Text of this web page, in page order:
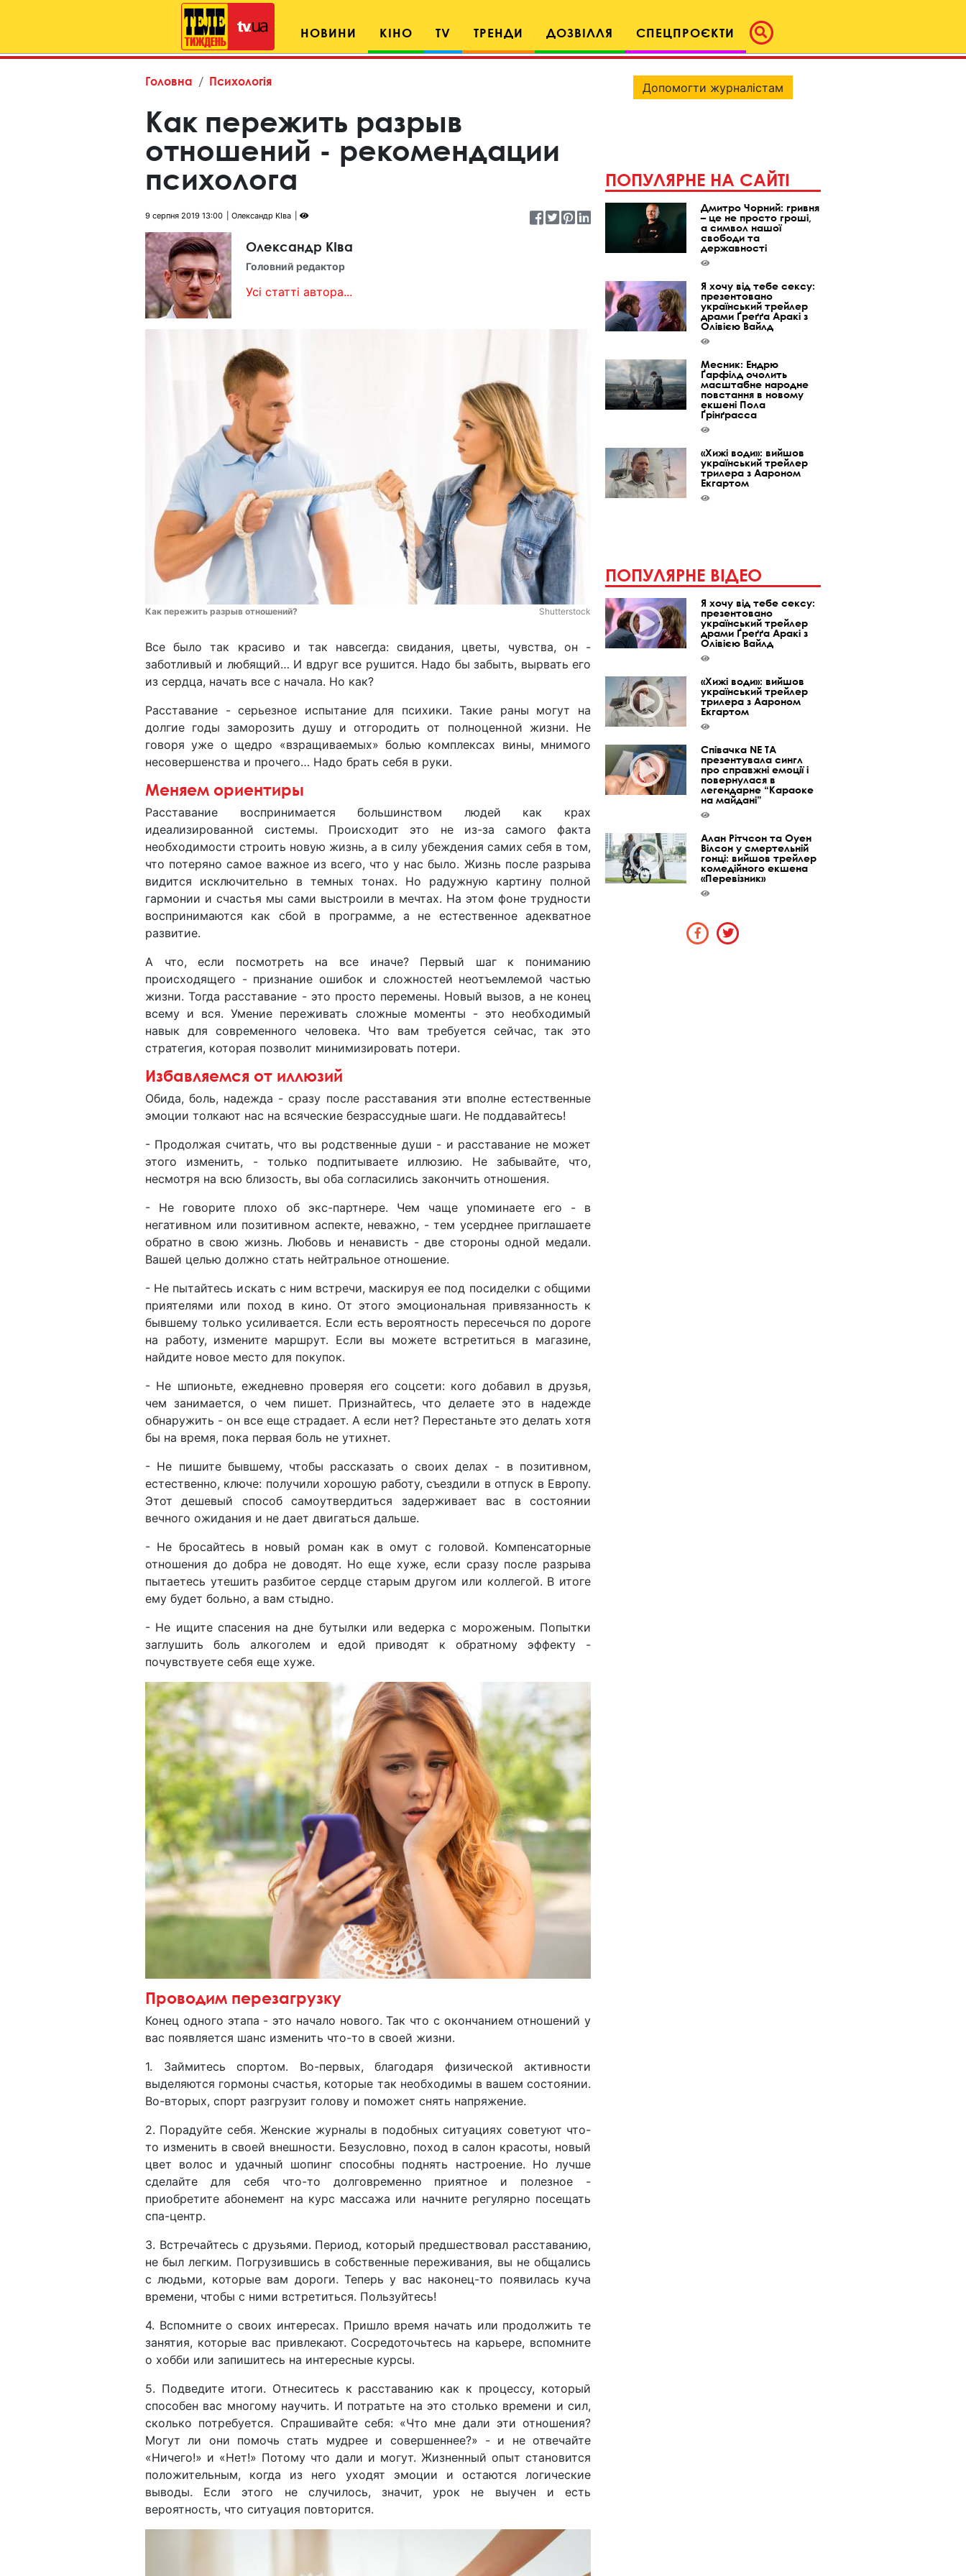
НОВИНИ КІНО TV ТРЕНДИ ДОЗВІЛЛЯ СПЕЦПРОЄКТИ
Головна Психологія
Как пережить разрыв
отношений - рекомендации
психолога
9 серпня 2019 13:00 Олександр КІва
Олександр КІва
Головний редактор
Усі статті автора...
Как пережить разрыв отношений? Shutterstock
Все было так красиво и так навсегда: свидания, цветы, чувства, он -
заботливый и любящий… И вдруг все рушится. Надо бы забыть, вырвать его
из сердца, начать все с начала. Но как?
Расставание - серьезное испытание для психики. Такие раны могут на
долгие годы заморозить душу и отгородить от полноценной жизни. Не
говоря уже о щедро «взращиваемых» болью комплексах вины, мнимого
несовершенства и прочего… Надо брать себя в руки.
Меняем ориентиры
Расставание воспринимается большинством людей как крах
идеализированной системы. Происходит это не из-за самого факта
необходимости строить новую жизнь, а в силу убеждения самих себя в том,
что потеряно самое важное из всего, что у нас было. Жизнь после разрыва
видится исключительно в темных тонах. Но радужную картину полной
гармонии и счастья мы сами выстроили в мечтах. На этом фоне трудности
воспринимаются как сбой в программе, а не естественное адекватное
развитие.
А что, если посмотреть на все иначе? Первый шаг к пониманию
происходящего - признание ошибок и сложностей неотъемлемой частью
жизни. Тогда расставание - это просто перемены. Новый вызов, а не конец
всему и вся. Умение переживать сложные моменты - это необходимый
навык для современного человека. Что вам требуется сейчас, так это
стратегия, которая позволит минимизировать потери.
Избавляемся от иллюзий
Обида, боль, надежда - сразу после расставания эти вполне естественные
эмоции толкают нас на всяческие безрассудные шаги. Не поддавайтесь!
- Продолжая считать, что вы родственные души - и расставание не может
этого изменить, - только подпитываете иллюзию. Не забывайте, что,
несмотря на всю близость, вы оба согласились закончить отношения.
- Не говорите плохо об экс-партнере. Чем чаще упоминаете его - в
негативном или позитивном аспекте, неважно, - тем усерднее приглашаете
обратно в свою жизнь. Любовь и ненависть - две стороны одной медали.
Вашей целью должно стать нейтральное отношение.
- Не пытайтесь искать с ним встречи, маскируя ее под посиделки с общими
приятелями или поход в кино. От этого эмоциональная привязанность к
бывшему только усиливается. Если есть вероятность пересечься по дороге
на работу, измените маршрут. Если вы можете встретиться в магазине,
найдите новое место для покупок.
- Не шпионьте, ежедневно проверяя его соцсети: кого добавил в друзья,
чем занимается, о чем пишет. Признайтесь, что делаете это в надежде
обнаружить - он все еще страдает. А если нет? Перестаньте это делать хотя
бы на время, пока первая боль не утихнет.
- Не пишите бывшему, чтобы рассказать о своих делах - в позитивном,
естественно, ключе: получили хорошую работу, съездили в отпуск в Европу.
Этот дешевый способ самоутвердиться задерживает вас в состоянии
вечного ожидания и не дает двигаться дальше.
- Не бросайтесь в новый роман как в омут с головой. Компенсаторные
отношения до добра не доводят. Но еще хуже, если сразу после разрыва
пытаетесь утешить разбитое сердце старым другом или коллегой. В итоге
ему будет больно, а вам стыдно.
- Не ищите спасения на дне бутылки или ведерка с мороженым. Попытки
заглушить боль алкоголем и едой приводят к обратному эффекту -
почувствуете себя еще хуже.
Проводим перезагрузку
Конец одного этапа - это начало нового. Так что с окончанием отношений у
вас появляется шанс изменить что-то в своей жизни.
1. Займитесь спортом. Во-первых, благодаря физической активности
выделяются гормоны счастья, которые так необходимы в вашем состоянии.
Во-вторых, спорт разгрузит голову и поможет снять напряжение.
2. Порадуйте себя. Женские журналы в подобных ситуациях советуют что-
то изменить в своей внешности. Безусловно, поход в салон красоты, новый
цвет волос и удачный шопинг способны поднять настроение. Но лучше
сделайте для себя что-то долговременно приятное и полезное -
приобретите абонемент на курс массажа или начните регулярно посещать
спа-центр.
3. Встречайтесь с друзьями. Период, который предшествовал расставанию,
не был легким. Погрузившись в собственные переживания, вы не общались
с людьми, которые вам дороги. Теперь у вас наконец-то появилась куча
времени, чтобы с ними встретиться. Пользуйтесь!
4. Вспомните о своих интересах. Пришло время начать или продолжить те
занятия, которые вас привлекают. Сосредоточьтесь на карьере, вспомните
о хобби или запишитесь на интересные курсы.
5. Подведите итоги. Отнеситесь к расставанию как к процессу, который
способен вас многому научить. И потратьте на это столько времени и сил,
сколько потребуется. Спрашивайте себя: «Что мне дали эти отношения?
Могут ли они помочь стать мудрее и совершеннее?» - и не отвечайте
«Ничего!» и «Нет!» Потому что дали и могут. Жизненный опыт становится
положительным, когда из него уходят эмоции и остаются логические
выводы. Если этого не случилось, значит, урок не выучен и есть
вероятность, что ситуация повторится.
Допомогти журналістам
ПОПУЛЯРНЕ НА САЙТІ
Дмитро Чорний: гривня
– це не просто гроші,
а символ нашої
свободи та
державності
Я хочу від тебе сексу:
презентовано
український трейлер
драми Ґреґґа Аракі з
Олівією Вайлд
Месник: Ендрю
Ґарфілд очолить
масштабне народне
повстання в новому
екшені Пола
Ґрінґрасса
«Хижі води»: вийшов
український трейлер
трилера з Аароном
Екгартом
ПОПУЛЯРНЕ ВІДЕО
Я хочу від тебе сексу:
презентовано
український трейлер
драми Ґреґґа Аракі з
Олівією Вайлд
«Хижі води»: вийшов
український трейлер
трилера з Аароном
Екгартом
Співачка NE TA
презентувала сингл
про справжні емоції і
повернулася в
легендарне “Караоке
на майдані”
Алан Рітчсон та Оуен
Вілсон у смертельній
гонці: вийшов трейлер
комедійного екшена
«Перевізник»